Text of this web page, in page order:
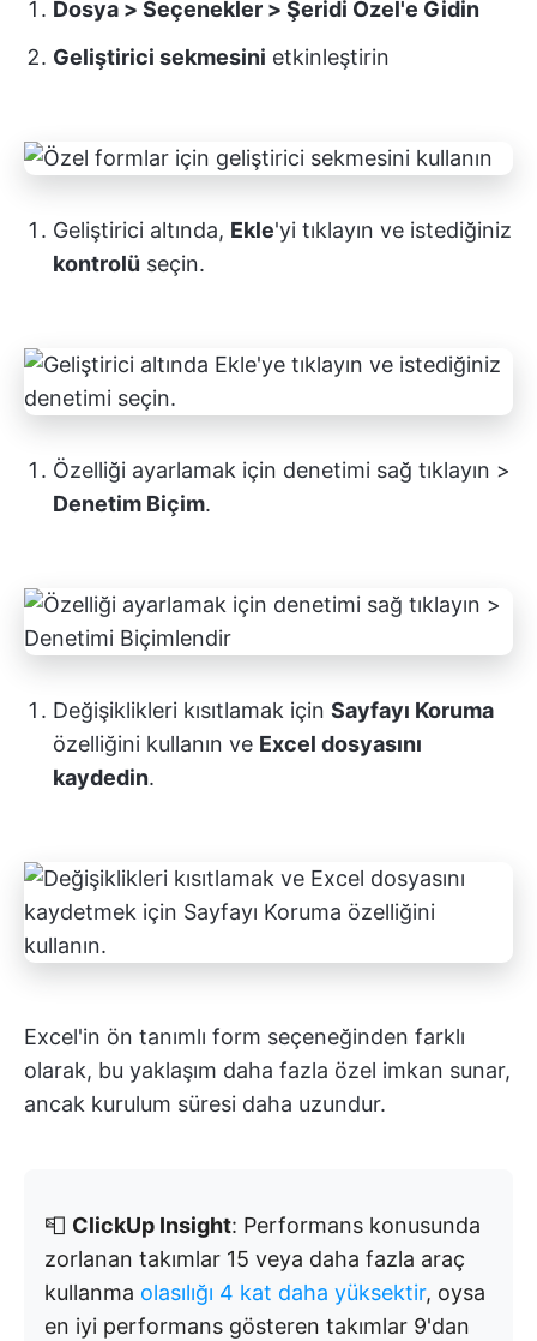
Dosya > Seçenekler > Şeridi Özel'e Gidin
Geliştirici sekmesini etkinleştirin
Geliştirici altında, Ekle'yi tıklayın ve istediğiniz
kontrolü seçin.
Özelliği ayarlamak için denetimi sağ tıklayın >
Denetim Biçim.
Değişiklikleri kısıtlamak için Sayfayı Koruma
özelliğini kullanın ve Excel dosyasını
kaydedin.
Excel'in ön tanımlı form seçeneğinden farklı
olarak, bu yaklaşım daha fazla özel imkan sunar,
ancak kurulum süresi daha uzundur.
📮 ClickUp Insight: Performans konusunda
zorlanan takımlar 15 veya daha fazla araç
kullanma olasılığı 4 kat daha yüksektir, oysa
en iyi performans gösteren takımlar 9'dan